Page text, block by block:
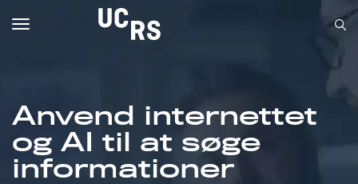
Om UCRS
Bliv faglært
Anvend internettet
og AI til at søge
informationer